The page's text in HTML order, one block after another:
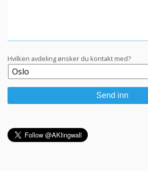
Hvilken avdeling ønsker du kontakt med?